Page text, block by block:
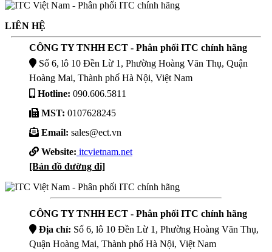
LIÊN HỆ
CÔNG TY TNHH ECT - Phân phối ITC chính hãng
Số 6, lô 10 Đền Lừ 1, Phường Hoàng Văn Thụ, Quận
Hoàng Mai, Thành phố Hà Nội, Việt Nam
Hotline: 090.606.5811
MST: 0107628245
Email: sales@ect.vn
Website: itcvietnam.net
[Bản đồ đường đi]
CÔNG TY TNHH ECT - Phân phối ITC chính hãng
Địa chỉ: Số 6, lô 10 Đền Lừ 1, Phường Hoàng Văn Thụ,
Quận Hoàng Mai, Thành phố Hà Nội, Việt Nam